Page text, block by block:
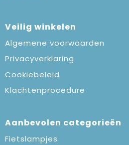
Veilig winkelen
Algemene voorwaarden
Privacyverklaring
Cookiebeleid
Klachtenprocedure
Aanbevolen categorieën
Fietslampjes